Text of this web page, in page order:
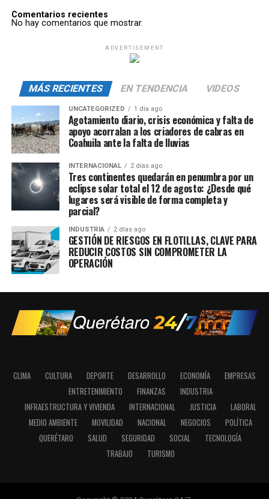
Comentarios recientes
No hay comentarios que mostrar.
ADVERTISEMENT
MÁS RECIENTES EN TENDENCIA VIDEOS
UNCATEGORIZED 1 día ago
Agotamiento diario, crisis económica y falta de
apoyo acorralan a los criadores de cabras en
Coahuila ante la falta de lluvias
INTERNACIONAL 2 días ago
Tres continentes quedarán en penumbra por un
eclipse solar total el 12 de agosto: ¿Desde qué
lugares será visible de forma completa y
parcial?
INDUSTRIA 2 días ago
GESTIÓN DE RIESGOS EN FLOTILLAS, CLAVE PARA
REDUCIR COSTOS SIN COMPROMETER LA
OPERACIÓN
CLIMA CULTURA DEPORTE DESARROLLO ECONOMÍA
EMPRESAS
ENTRETENIMIENTO
FINANZAS
INDUSTRIA
INFRAESTRUCTURA Y VIVIENDA
INTERNACIONAL JUSTICIA
LABORAL
MEDIO AMBIENTE
MOVILIDAD NACIONAL NEGOCIOS
POLÍTICA
QUERÉTARO
SALUD SEGURIDAD SOCIAL
TECNOLOGÍA
TRABAJO
TURISMO